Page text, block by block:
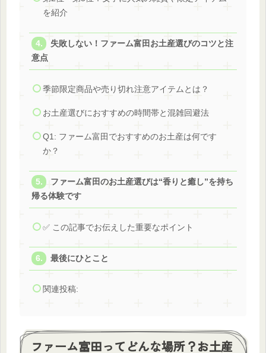
を紹介
失敗しない！ファーム富田お土産選びのコツと注
意点
季節限定商品や売り切れ注意アイテムとは？
お土産選びにおすすめの時間帯と混雑回避法
Q1: ファーム富田でおすすめのお土産は何です
か？
ファーム富田のお土産選びは“香りと癒し”を持ち
帰る体験です
✅ この記事でお伝えした重要なポイント
最後にひとこと
関連投稿:
ファーム富田ってどんな場所？お土産